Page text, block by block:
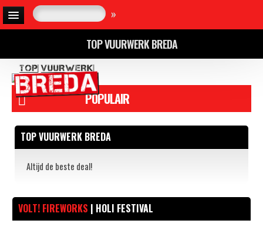
»
TOP VUURWERK BREDA
POPULAIR
TOP VUURWERK BREDA
Altijd de beste deal!
VOLT! FIREWORKS | HOLI FESTIVAL